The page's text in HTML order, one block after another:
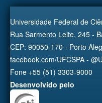
Universidade Federal de
Rua Sarmento Leite, 245 -
CEP: 90050-170 - Porto
facebook.com/UFCSPA -
Fone +55 (51) 3303-9000
Desenvolvido pelo